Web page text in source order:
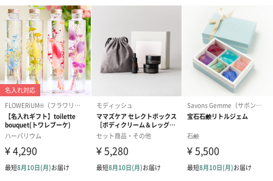
フラワーテディベア
（2,390円）
テディベア（バニラ）
テディベア（
ル）（1,760円